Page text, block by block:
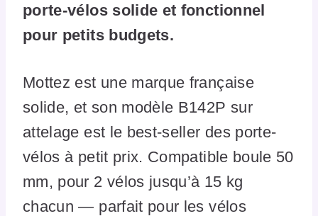
porte-vélos solide et fonctionnel
pour petits budgets.
Mottez est une marque française
solide, et son modèle B142P sur
attelage est le best-seller des porte-
vélos à petit prix. Compatible boule 50
mm, pour 2 vélos jusqu’à 15 kg
chacun — parfait pour les vélos